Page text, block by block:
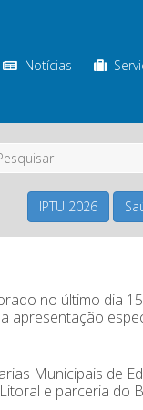
Notícias
IPTU 2026
no último dia
Municipais de
e parceria do